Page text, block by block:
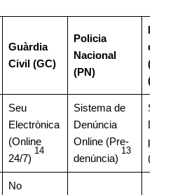
Guàrdia
Civil (GC)
Policia
Nacional
(PN)
Mossos
(ME)
Seu
Electrònica
(Online
24/7)
14
Sistema de
Denúncia
Online (Pre-
denúncia)
13
Sistema
per
No